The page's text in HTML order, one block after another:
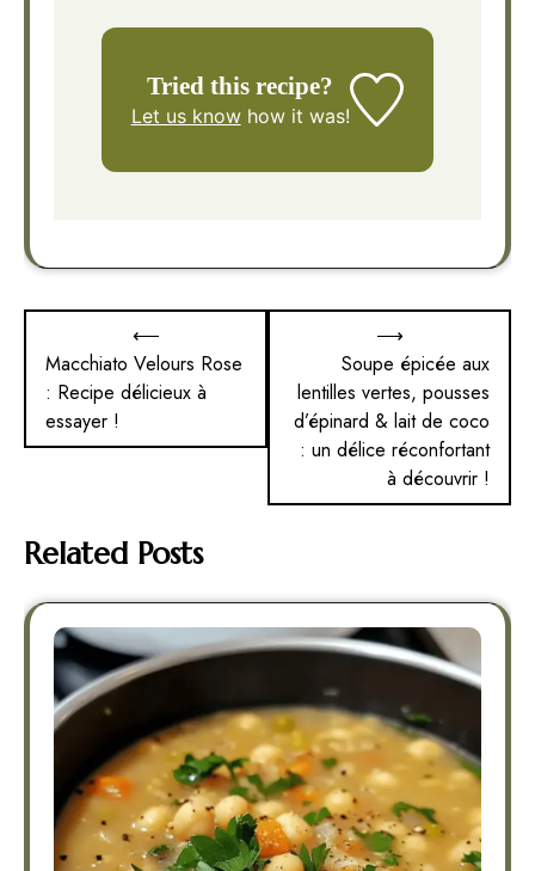
Tried this recipe?
Let us knowhow it was!
Navigation
de
l’article
⟵
Macchiato Velours Rose
: Recipe délicieux à
essayer !
Soupe épicée aux
lentilles vertes, pousses
d’épinard & lait de coco
: un délice réconfortant
à découvrir !
⟶
Related Posts